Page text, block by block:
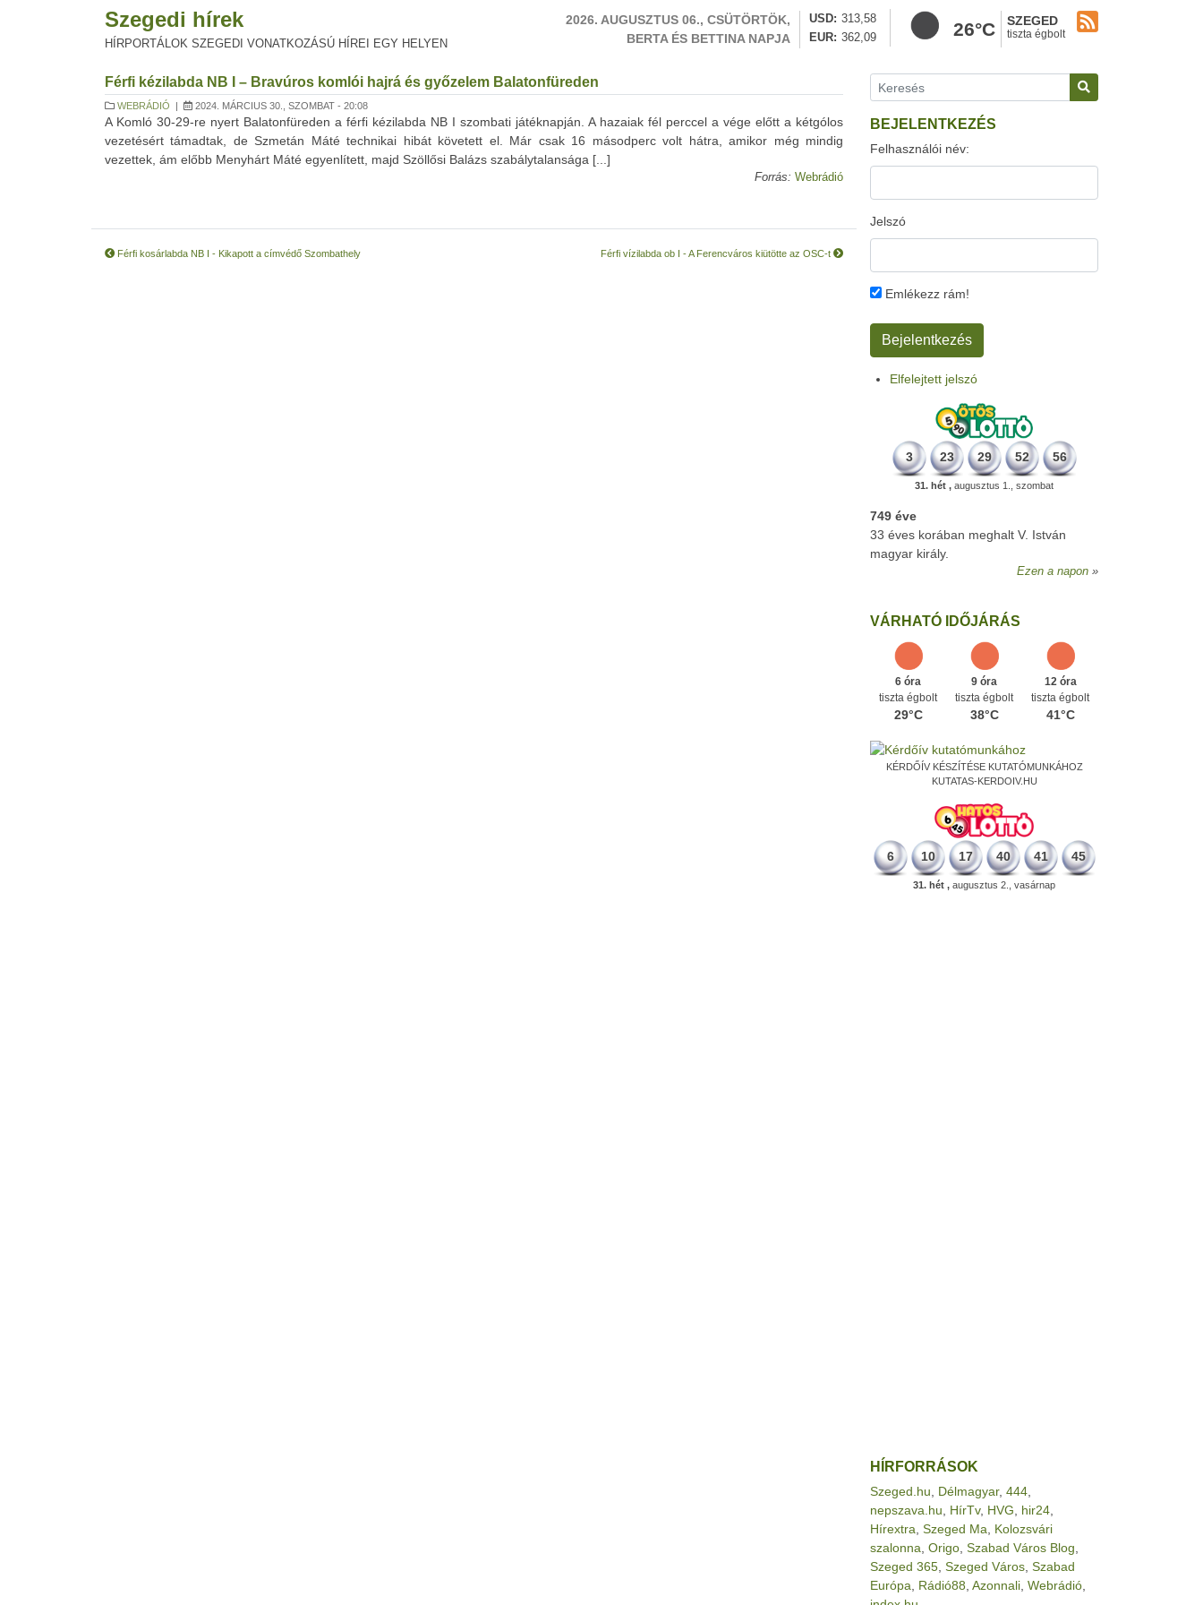
Szegedi hírek
HÍRPORTÁLOK SZEGEDI VONATKOZÁSÚ HÍREI EGY HELYEN
2026. AUGUSZTUS 06., CSÜTÖRTÖK,
BERTA ÉS BETTINA NAPJA
USD
313,58
EUR
362,09 26°C SZEGED
tiszta égbolt
Férfi kézilabda NB I – Bravúros komlói hajrá és győzelem Balatonfüreden
WEBRÁDIÓ | 2024. MÁRCIUS 30., SZOMBAT - 20:08
A Komló 30-29-re nyert Balatonfüreden a férfi kézilabda NB I szombati játéknapján. A hazaiak fél perccel a vége előtt a kétgólos
vezetésért támadtak, de Szmetán Máté technikai hibát követett el. Már csak 16 másodperc volt hátra, amikor még mindig
vezettek, ám előbb Menyhárt Máté egyenlített, majd Szöllősi Balázs szabálytalansága [...]
Forrás: Webrádió
Férfi kosárlabda NB I - Kikapott a címvédő Szombathely Férfi vízilabda ob I - A Ferencváros kiütötte az OSC-t
BEJELENTKEZÉS
Felhasználói név:
Jelszó
Emlékezz rám!
Elfelejtett jelszó
3 23 29 52 56
31. hét , augusztus 1., szombat
749 éve
33 éves korában meghalt V. István
magyar király.
Ezen a napon
VÁRHATÓ IDŐJÁRÁS
6 óra
tiszta égbolt
29°C
9 óra
tiszta égbolt
38°C
12 óra
tiszta égbolt
41°C
KÉRDŐÍV KÉSZÍTÉSE KUTATÓMUNKÁHOZ
KUTATAS-KERDOIV.HU
6 10 17 40 41 45
31. hét , augusztus 2., vasárnap
HÍRFORRÁSOK
Szeged.hu Délmagyar, 444
nepszava.hu
HírTv, HVG hir24
Hírextra Szeged Ma
Kolozsvári
szalonna Origo Szabad Város Blog
Szeged 365 Szeged Város Szabad
Európa
Rádió88 Azonnali Webrádió